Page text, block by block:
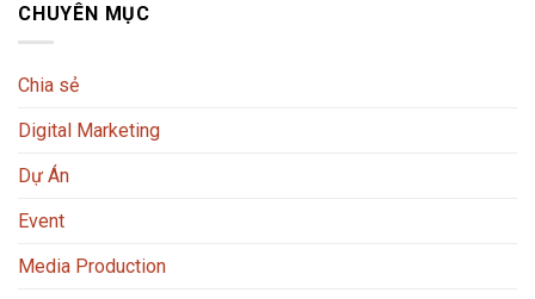
CHUYÊN MỤC
Chia sẻ
Digital Marketing
Dự Án
Event
Media Production